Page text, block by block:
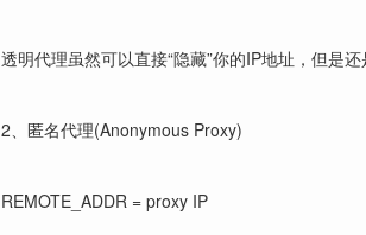
透明代理虽然可以直接“隐藏”你的IP地址，但是
2、匿名代理(Anonymous Proxy)
REMOTE_ADDR = proxy IP